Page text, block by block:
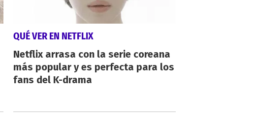
QUÉ VER EN NETFLIX
Netflix arrasa con la serie coreana
más popular y es perfecta para los
fans del K-drama